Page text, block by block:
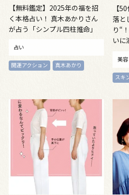
【無料鑑定】2025年の福を招
く本格占い！ 真木あかりさん
が占う「シンプル四柱推命」
占い
開運アクション 真木あかり
【
落と
り“
いに
美容
スキ